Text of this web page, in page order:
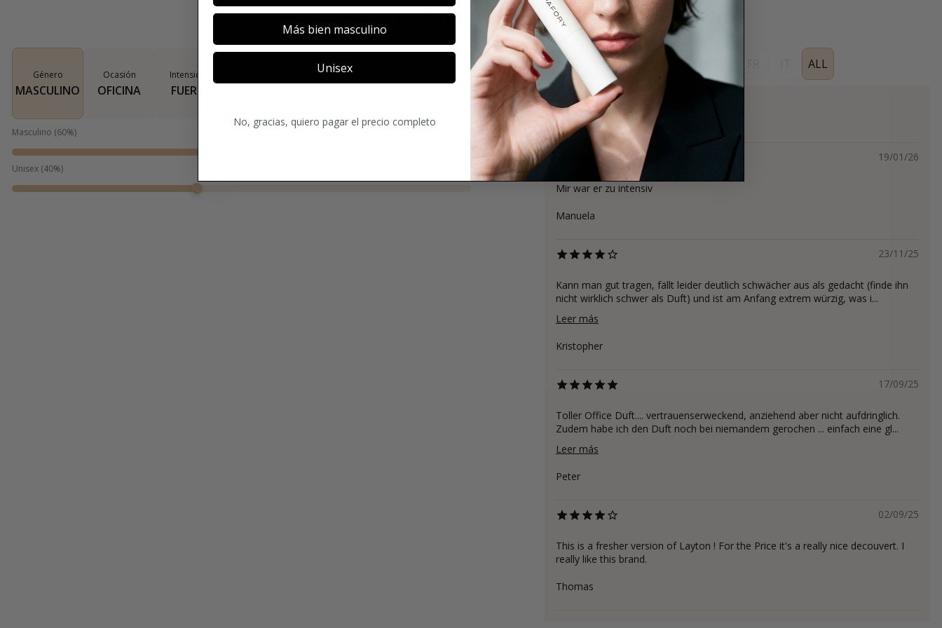
COMENTARIOS
Género
MASCULINO
Ocasión
OFICINA
Intensidad
FUERTE
Masculino (60%)
Unisex (40%)
EN ALL
4.2
6 Comentarios
19/01/26
Mir war er zu intensiv
Manuela
23/11/25
Kann man gut tragen, fällt leider deutlich schwächer aus als gedacht (finde ihn
nicht wirklich schwer als Duft) und ist am Anfang extrem würzig, was i...
Leer más
Kristopher
17/09/25
Toller Office Duft.... vertrauenserweckend, anziehend aber nicht aufdringlich.
Zudem habe ich den Duft noch bei niemandem gerochen ... einfach eine gl...
Leer más
Peter
02/09/25
This is a fresher version of Layton ! For the Price it's a really nice decouvert. I
really like this brand.
Thomas
Más bien masculino
Unisex
No, gracias, quiero pagar el precio completo